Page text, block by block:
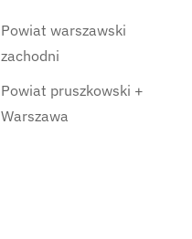
Powiat warszawski
zachodni
Powiat pruszkowski +
Warszawa